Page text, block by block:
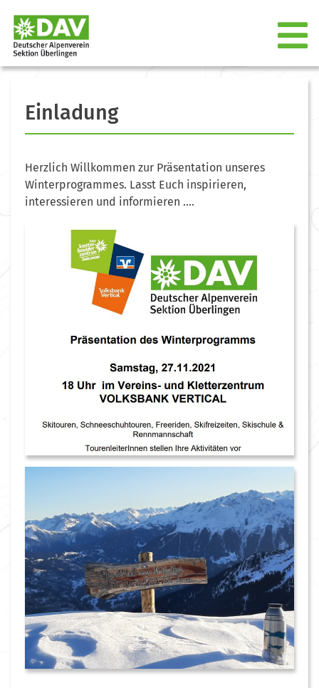
Einladung
Herzlich Willkommen zur Präsentation unseres
Winterprogrammes. Lasst Euch inspirieren,
interessieren und informieren ….